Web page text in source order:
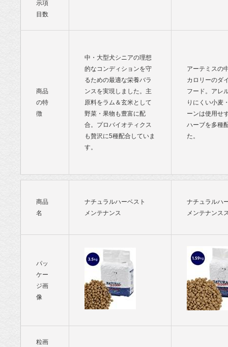
示項
目数
商品
の特
徴
中・大型犬シニアの理想
的なコンディションを守
るための最適な栄養バラ
ンスを実現しました。主
原料をラム＆玄米として
野菜・果物も豊富に配
合。プロバイオティクス
も贅沢に5種配合していま
す。
アーテミスの
カロリーのダ
フード。アレ
りにくい小麦
ーンは使用せ
ハーブを多種
た。
商品
名
ナチュラルハーベスト
メンテナンス
ナチュラル
メンテナンス
パッ
ケー
ジ画
像
粒画